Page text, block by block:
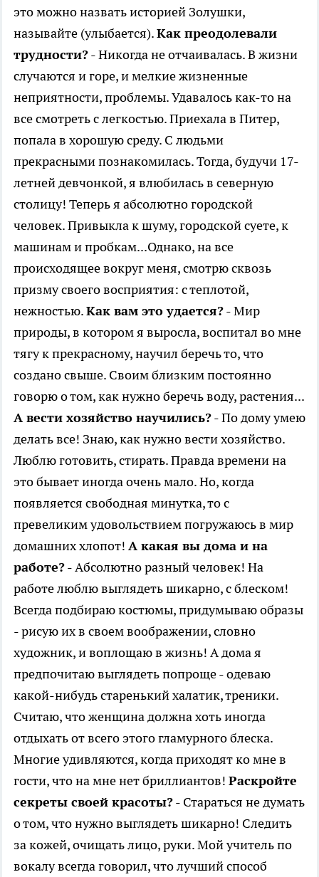
это можно назвать историей Золушки,
называйте (улыбается).Как преодолевали
трудности?- Никогда не отчаивалась. В жизни
случаются и горе, и мелкие жизненные
неприятности, проблемы. Удавалось как-то на
все смотреть с легкостью. Приехала в Питер,
попала в хорошую среду. С людьми
прекрасными познакомилась. Тогда, будучи 17-
летней девчонкой, я влюбилась в северную
столицу! Теперь я абсолютно городской
человек. Привыкла к шуму, городской суете, к
машинам и пробкам...Однако, на все
происходящее вокруг меня, смотрю сквозь
призму своего восприятия: с теплотой,
нежностью.Как вам это удается?- Мир
природы, в котором я выросла, воспитал во мне
тягу к прекрасному, научил беречь то, что
создано свыше. Своим близким постоянно
говорю о том, как нужно беречь воду, растения...
А вести хозяйство научились?- По дому умею
делать все! Знаю, как нужно вести хозяйство.
Люблю готовить, стирать. Правда времени на
это бывает иногда очень мало. Но, когда
появляется свободная минутка, то с
превеликим удовольствием погружаюсь в мир
домашних хлопот! А какая вы дома и на
работе?- Абсолютно разный человек! На
работе люблю выглядеть шикарно, с блеском!
Всегда подбираю костюмы, придумываю образы
- рисую их в своем воображении, словно
художник, и воплощаю в жизнь! А дома я
предпочитаю выглядеть попроще - одеваю
какой-нибудь старенький халатик, треники.
Считаю, что женщина должна хоть иногда
отдыхать от всего этого гламурного блеска.
Многие удивляются, когда приходят ко мне в
гости, что на мне нет бриллиантов! Раскройте
секреты своей красоты?- Стараться не думать
о том, что нужно выглядеть шикарно! Следить
за кожей, очищать лицо, руки. Мой учитель по
вокалу всегда говорил, что лучший способ